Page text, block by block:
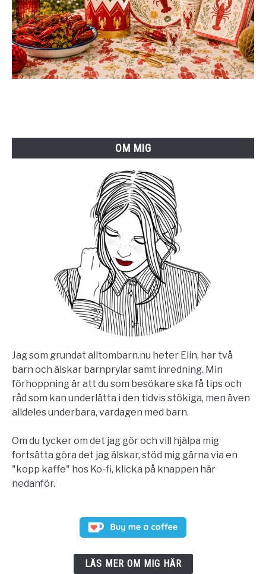
OM MIG
Jag som grundat alltombarn.nu heter Elin, har två
barn och älskar barnprylar samt inredning. Min
förhoppning är att du som besökare ska få tips och
råd som kan underlätta i den tidvis stökiga, men även
alldeles underbara, vardagen med barn.
Om du tycker om det jag gör och vill hjälpa mig
fortsätta göra det jag älskar, stöd mig gärna via en
"kopp kaffe" hos Ko-fi, klicka på knappen här
nedanför.
LÄS MER OM MIG HÄR